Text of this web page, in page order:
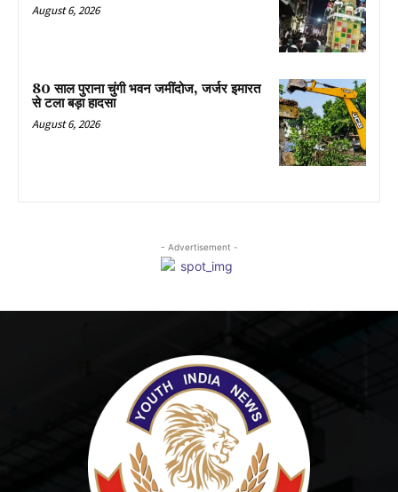
August 6, 2026
80 साल पुराना चुंगी भवन जमींदोज, जर्जर इमारत
से टला बड़ा हादसा
August 6, 2026
- Advertisement -